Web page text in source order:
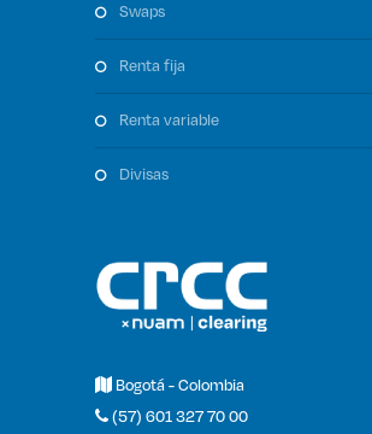
swaps
renta fija
renta variable
divisas
Bogotá - Colombia
(57) 601 327 70 00